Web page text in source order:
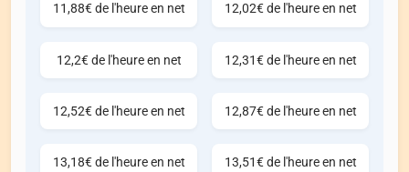
11,88€ de l'heure en net 12,02€ de l'heure en net
12,2€ de l'heure en net 12,31€ de l'heure en net
12,52€ de l'heure en net 12,87€ de l'heure en net
13,18€ de l'heure en net 13,51€ de l'heure en net